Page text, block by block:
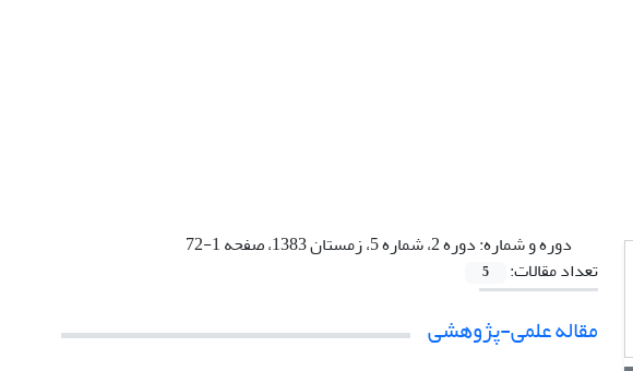
دوره و شماره:دوره 2، شماره 5، زمستان 1383، صفحه 1-72
تعداد مقالات:
5
مقاله علمی-پژوهشی